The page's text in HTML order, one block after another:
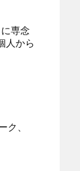
専念
人から
、